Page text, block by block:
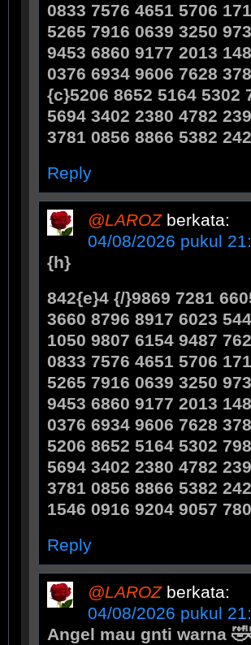
0833 7576 4651 5706
5265 7916 0639 3250
9453 6860 9177 2013
0376 6934 9606 7628
{c}5206 8652 5164 5302
5694 3402 2380 4782
3781 0856 8866 5382
Reply
@LAROZ berkata:
04/08/2026 pukul
{h}
842{e}4 {/}9869 7281
3660 8796 8917 6023
1050 9807 6154 9487
0833 7576 4651 5706
5265 7916 0639 3250
9453 6860 9177 2013
0376 6934 9606 7628
5206 8652 5164 5302
5694 3402 2380 4782
3781 0856 8866 5382
1546 0916 9204 9057
Reply
@LAROZ berkata:
04/08/2026 pukul
Angel mau gnti warna